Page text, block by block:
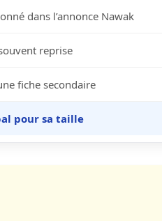
dans l’annonce Nawak
reprise
fiche secondaire
pour sa taille